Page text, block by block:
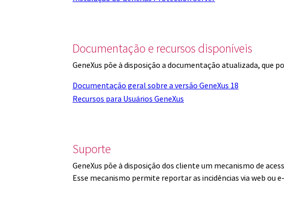
Documentação e recursos disponíveis
GeneXus põe à disposição a documentação atualizada, que
Documentação geral sobre a versão GeneXus 18
Recursos para Usuários GeneXus
Suporte
GeneXus põe à disposição dos cliente um mecanismo de
Esse mecanismo permite reportar as incidências via web ou